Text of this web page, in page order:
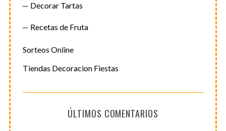
Decorar Tartas
Recetas de Fruta
Sorteos Online
Tiendas Decoracion Fiestas
ÚLTIMOS COMENTARIOS